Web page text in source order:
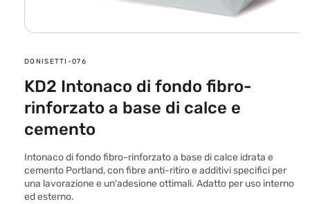
multimediali
in
finestra
modale
SKU:
DONISETTI-076
KD2 Intonaco di fondo fibro-
rinforzato a base di calce e
cemento
Intonaco di fondo fibro-rinforzato a base di calce idrata e
cemento Portland, con fibre anti-ritiro e additivi specifici per
una lavorazione e un'adesione ottimali. Adatto per uso interno
ed esterno.